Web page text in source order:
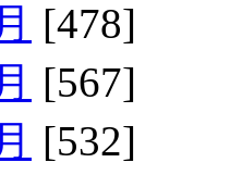
[478]
[567]
[532]